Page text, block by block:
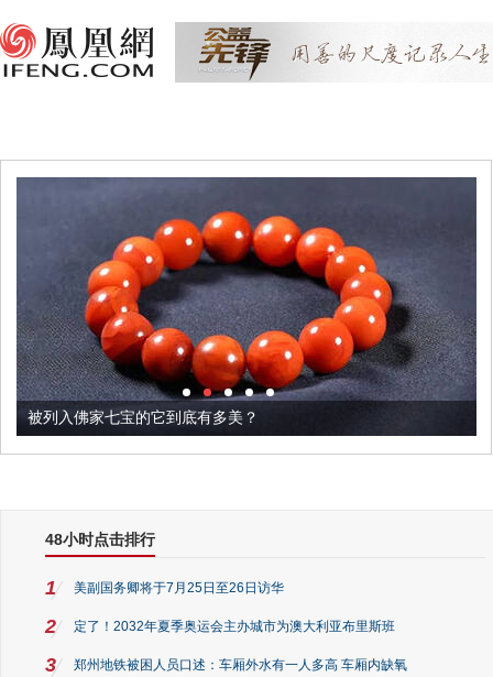
被列入佛家七宝的它到底有多美？
48小时点击排行
1 美副国务卿将于7月25日至26日访华
2 定了！2032年夏季奥运会主办城市为澳大利亚布里斯班
3 郑州地铁被困人员口述：车厢外水有一人多高 车厢内缺氧